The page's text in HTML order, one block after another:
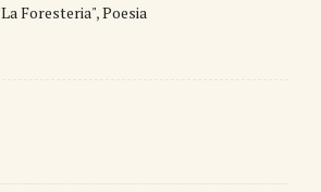
Foresteria",Poesia